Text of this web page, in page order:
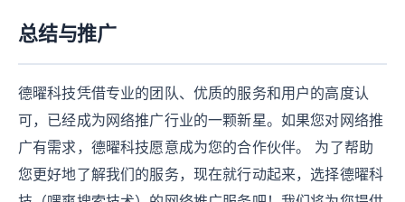
总结与推广
德曜科技凭借专业的团队、优质的服务和用户的高度认
可，已经成为网络推广行业的一颗新星。如果您对网络推
广有需求，德曜科技愿意成为您的合作伙伴。 为了帮助
您更好地了解我们的服务，现在就行动起来，选择德曜科